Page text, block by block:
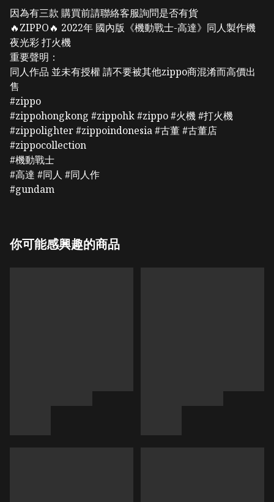
因為有三款 購買前請聯絡客服詢問是否有貨
🔥ZIPPO🔥 2022年 國內版《機動戰士-高達》同人製作機
夜光彩 打火機
重要聲明：
同人作品 並未有授權 請不要被其他zippo商混淆而高價出
售
#zippo
#zippohongkong #zippohk #zippo #火機 #打火機
#zippolighter #zippoindonesia #古董 #古董店
#zippocollection
#機動戰士
#高達 #同人 #同人作
#gundam
你可能感興趣的商品